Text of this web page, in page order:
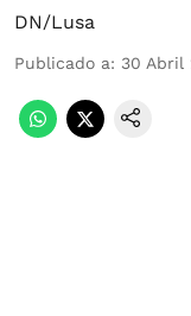
DN/Lusa
Publicado a: 30 Abril